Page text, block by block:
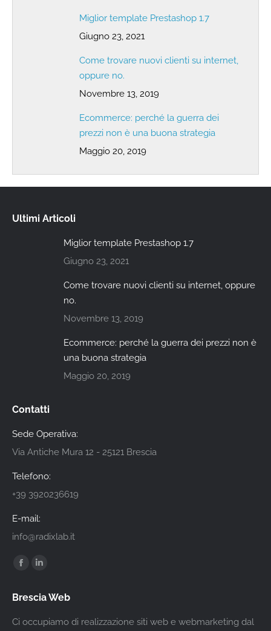
Miglior template Prestashop 1.7
Giugno 23, 2021
Come trovare nuovi clienti su internet,
oppure no.
Novembre 13, 2019
Ecommerce: perché la guerra dei
prezzi non è una buona strategia
Maggio 20, 2019
Ultimi Articoli
Miglior template Prestashop 1.7
Giugno 23, 2021
Come trovare nuovi clienti su internet, oppure
no.
Novembre 13, 2019
Ecommerce: perché la guerra dei prezzi non è
una buona strategia
Maggio 20, 2019
Contatti
Sede Operativa:
Via Antiche Mura 12 - 25121 Brescia
Telefono:
+39 3920236619
E-mail:
info@radixlab.it
Find us on:
Facebook
opensopens
Brescia Web
Ci occupiamo di realizzazione siti web e webmarketing dal